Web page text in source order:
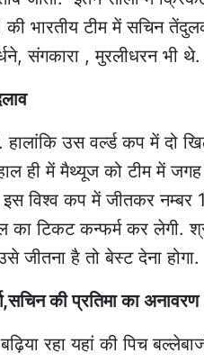
भारतीय टीम में सचिन
संगकारा , मुरलीधरन भी थे.
उस वर्ल्ड कप में दो
ही में मैथ्यूज को टीम में
विश्व कप में जीतकर नम्बर
का टिकट कन्फर्म कर लेगी.
जीतना है तो बेस्ट देना होगा.
की प्रतिमा का अनावरण
रहा यहां की पिच